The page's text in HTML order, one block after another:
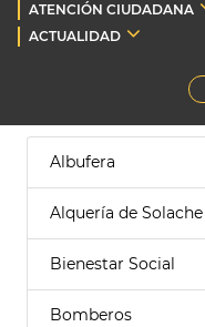
ATENCIÓN CIUDADANA
ACTUALIDAD
Albufera
Alquería de Solache
Bienestar Social
Bomberos